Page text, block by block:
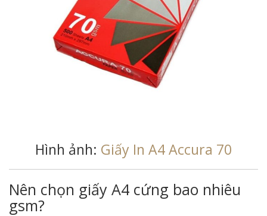
Hình ảnh: Giấy In A4 Accura 70
Nên chọn giấy A4 cứng bao nhiêu
gsm?